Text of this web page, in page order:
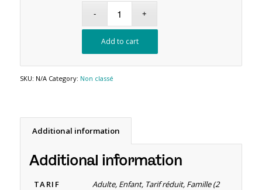
Add to cart
SKU: N/A Category: Non classé
Additional information
Additional information
TARIF
Adulte, Enfant, Tarif réduit, Famille (2